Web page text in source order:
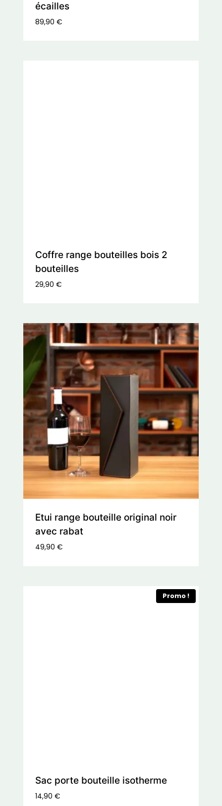
écailles
89,90 €
Coffre range bouteilles bois 2
bouteilles
29,90 €
Etui range bouteille original noir
avec rabat
49,90 €
Promo !
Sac porte bouteille isotherme
14,90 €